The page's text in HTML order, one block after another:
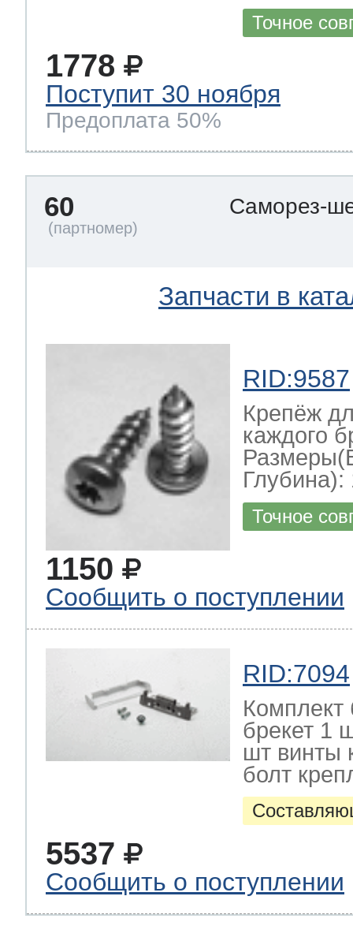
Точное
1778
Поступит 30 ноября
Предоплата 50%
60 Саморез-
Запчасти в
RID:9587
Крепёж
каждого
Глубина):
Точное
1150
Сообщить о поступлении
RID:7094
Комплект
брекет 1
шт винты
болт
5537
Сообщить о поступлении